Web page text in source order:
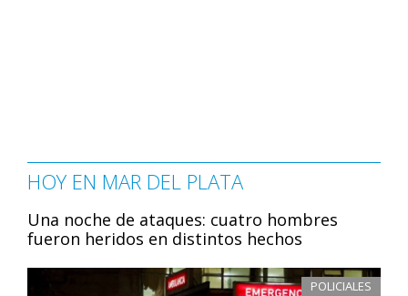
HOY EN MAR DEL PLATA
Una noche de ataques: cuatro hombres
fueron heridos en distintos hechos
POLICIALES